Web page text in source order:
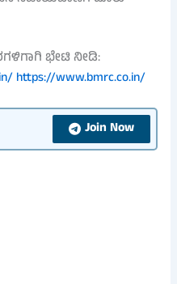
ಭೇಟಿ ನೀಡಿ:
https://www.bmrc.co.in/
Join Now